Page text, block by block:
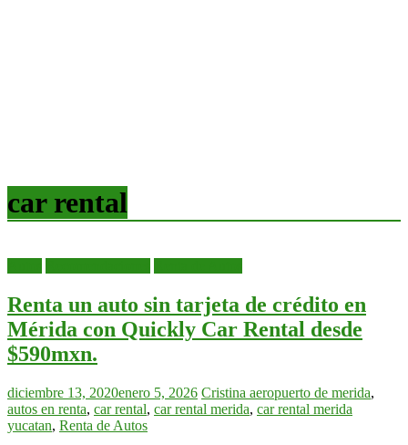
car rental
Renta un auto sin tarjeta de crédito en
Mérida con Quickly Car Rental desde
$590mxn.
diciembre 13, 2020enero 5, 2026 Cristina aeropuerto de merida,
autos en renta, car rental, car rental merida, car rental merida
yucatan, Renta de Autos